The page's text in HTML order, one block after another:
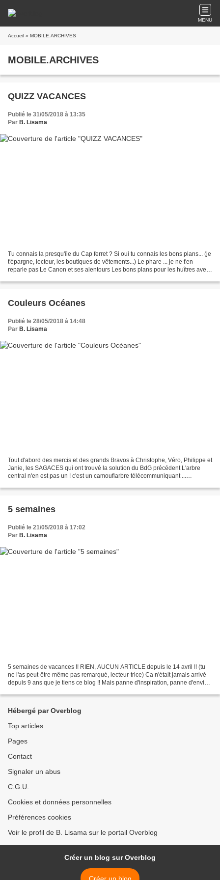
MENU
Accueil » MOBILE.ARCHIVES
MOBILE.ARCHIVES
QUIZZ VACANCES
Publié le 31/05/2018 à 13:35
Par B. Lisama
Tu connais la presqu'île du Cap ferret ? Si oui tu connais les bons plans... (je
t'épargne, lecteur, les boutiques de vêtements...) Le phare ... je ne t'en
reparle pas Le Canon et ses alentours Les bons plans pour les huîtres avec
Couleurs Océanes
Publié le 28/05/2018 à 14:48
Par B. Lisama
Tout d'abord des mercis et des grands Bravos à Christophe, Véro, Philippe et
Janie, les SAGACES qui ont trouvé la solution du BdG précédent L'arbre
central n'en est pas un ! c'est un camouflarbre télécommuniquant ...
5 semaines
Publié le 21/05/2018 à 17:02
Par B. Lisama
5 semaines de vacances !! RIEN, AUCUN ARTICLE depuis le 14 avril !! (tu
ne l'as peut-être même pas remarqué, lecteur-trice) Ca n'était jamais arrivé
depuis 9 ans que je tiens ce blog !! Mais panne d'inspiration, panne d'envie,
Hébergé par Overblog
Top articles
Pages
Contact
Signaler un abus
C.G.U.
Cookies et données personnelles
Préférences cookies
Voir le profil de B. Lisama sur le portail Overblog
Créer un blog sur Overblog